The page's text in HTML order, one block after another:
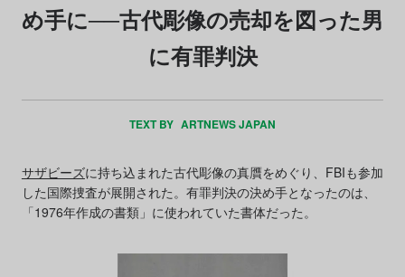
め手に──古代彫像の売却を図った男
に有罪判決
TEXT BY ARTNEWS JAPAN
サザビーズに持ち込まれた古代彫像の真贋をめぐり、FBIも参加
した国際捜査が展開された。有罪判決の決め手となったのは、
「1976年作成の書類」に使われていた書体だった。